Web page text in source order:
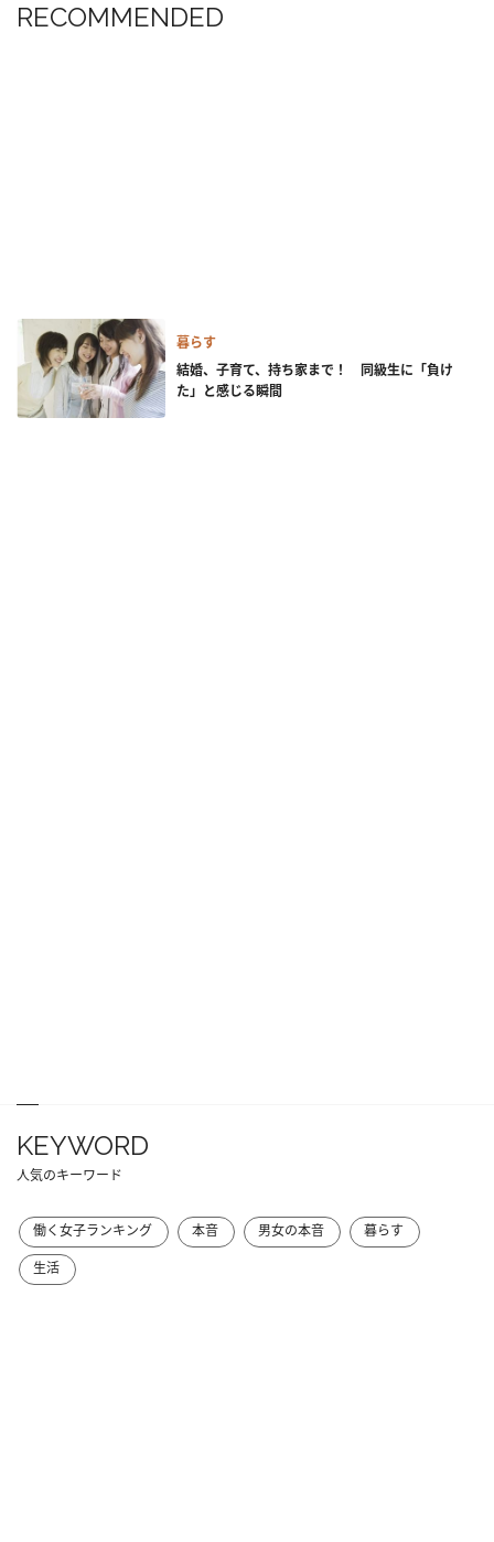
RECOMMENDED
暮らす
結婚、子育て、持ち家まで！ 同級生に「負け
た」と感じる瞬間
KEYWORD
人気のキーワード
働く女子ランキング 本音 男女の本音
暮らす
生活